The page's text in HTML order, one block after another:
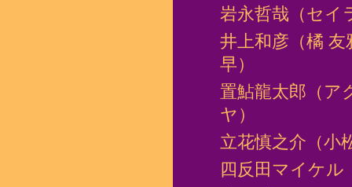
岩永哲哉（セイ
井上和彦（橘 友
早）
置鮎龍太郎（ア
ヤ）
立花慎之介（小
四反田マイケ